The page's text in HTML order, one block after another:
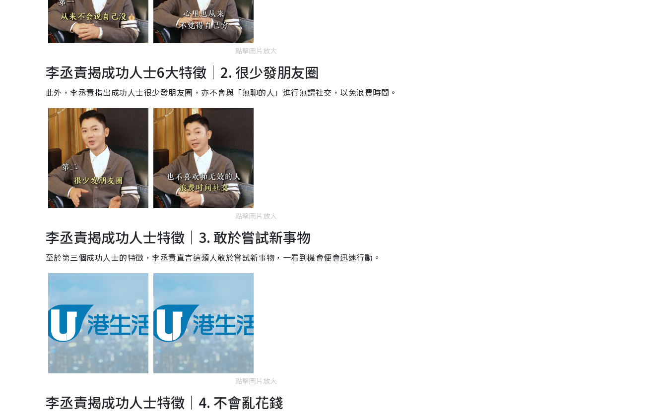
點擊圖片放大
李丞責揭成功人士6大特徵｜2. 很少發朋友圈
此外，李丞責指出成功人士很少發朋友圈，亦不會與「無聊的人」進行無謂社交，以免浪費時間。
點擊圖片放大
李丞責揭成功人士特徵｜3. 敢於嘗試新事物
至於第三個成功人士的特徵，李丞責直言這類人敢於嘗試新事物，一看到機會便會迅速行動。
點擊圖片放大
李丞責揭成功人士特徵｜4. 不會亂花錢